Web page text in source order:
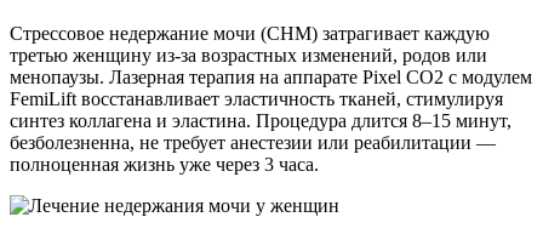
Стрессовое недержание мочи (СНМ) затрагивает каждую
третью женщину из-за возрастных изменений, родов или
менопаузы. Лазерная терапия на аппарате Pixel CO2 с модулем
FemiLift восстанавливает эластичность тканей, стимулируя
синтез коллагена и эластина. Процедура длится 8–15 минут,
безболезненна, не требует анестезии или реабилитации —
полноценная жизнь уже через 3 часа.